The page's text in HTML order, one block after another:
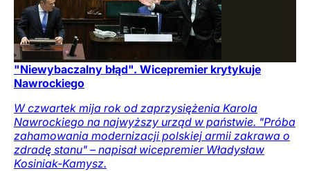
"Niewybaczalny błąd". Wicepremier krytykuje
Nawrockiego
W czwartek mija rok od zaprzysiężenia Karola
Nawrockiego na najwyższy urząd w państwie. "Próba
zahamowania modernizacji polskiej armii zakrawa o
zdradę stanu" – napisał wicepremier Władysław
Kosiniak-Kamysz.